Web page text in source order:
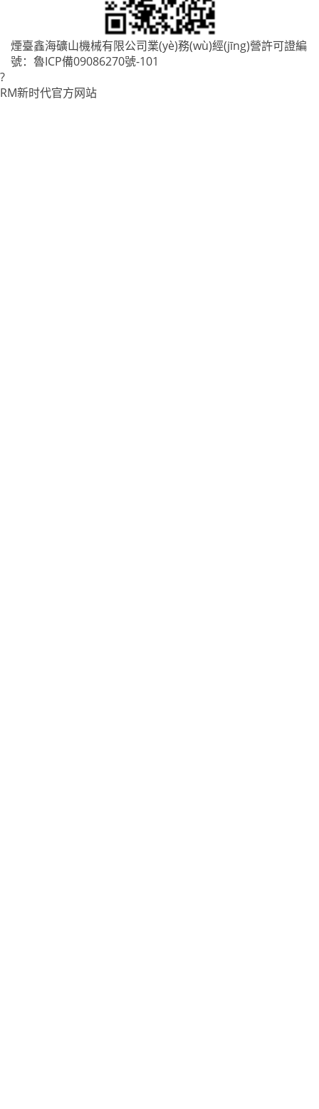
煙臺鑫海礦山機械有限公司業(yè)務(wù)經(jīng)營許可證編
號： 魯ICP備09086270號-101
?
RM新时代官方网站